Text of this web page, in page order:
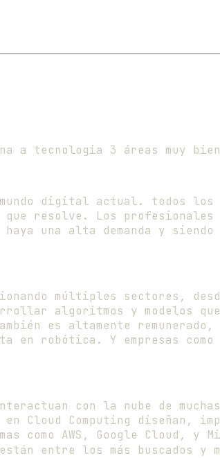
tecnologia 3 áreas muy bien
digital actual. todos los
resolve. Los
una alta demanda y
múltiples sectores,
algoritmos y modelos
es altamente
robótica. Y empresas
con la nube de
Cloud Computing diseñan,
como AWS, Google Cloud,
entre los más buscados